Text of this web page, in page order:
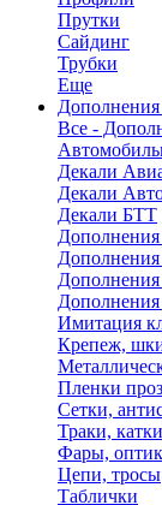
Прутки
Сайдинг
Трубки
Еще
Дополнения
Все -
Декали
Декали
Декали БТТ
Имитация
Крепеж,
Пленки
Сетки,
Траки,
Фары,
Цепи, тросы
Таблички